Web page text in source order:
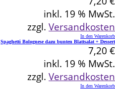
inkl. 19 % MwSt.
zzgl. Versandkosten
In den Warenkorb
Spaghetti Bolognese dazu bunten Blattsalat + Dessert
7,20 €
inkl. 19 % MwSt.
zzgl. Versandkosten
In den Warenkorb